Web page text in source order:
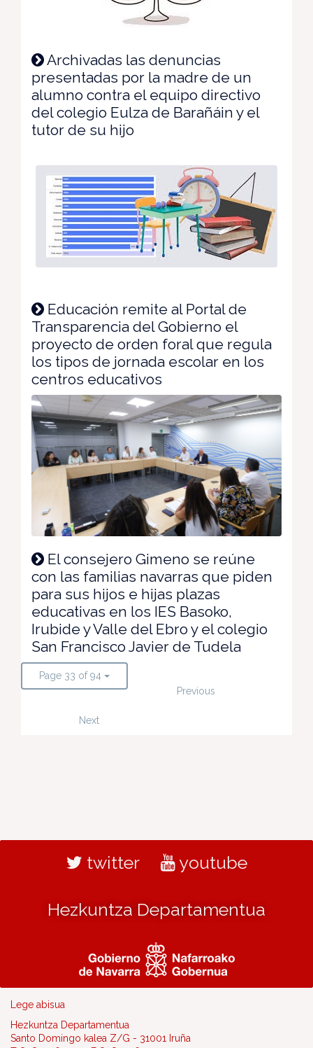
Archivadas las denuncias
presentadas por la madre de un
alumno contra el equipo directivo
del colegio Eulza de Barañáin y el
tutor de su hijo
Educación remite al Portal de
Transparencia del Gobierno el
proyecto de orden foral que regula
los tipos de jornada escolar en los
centros educativos
El consejero Gimeno se reúne
con las familias navarras que piden
para sus hijos e hijas plazas
educativas en los IES Basoko,
Irubide y Valle del Ebro y el colegio
San Francisco Javier de Tudela
Page 33 of 94
Previous
Next
twitter youtube
Hezkuntza Departamentua
Lege abisua
Hezkuntza Departamentua
Santo Domingo kalea Z/G - 31001 Iruña